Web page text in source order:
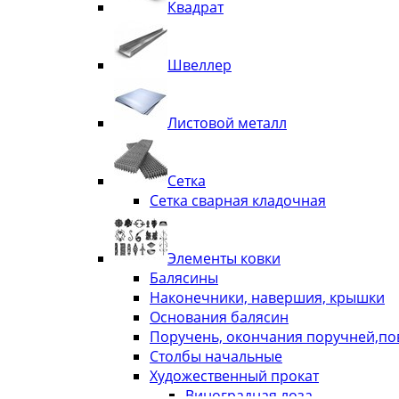
Квадрат
Швеллер
Листовой металл
Сетка
Сетка сварная кладочная
Элементы ковки
Балясины
Наконечники, навершия, крышки
Основания балясин
Поручень, окончания
Столбы начальные
Художественный прокат